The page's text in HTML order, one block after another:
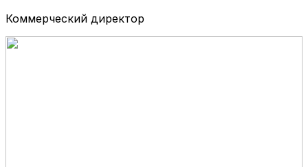
Коммерческий директор